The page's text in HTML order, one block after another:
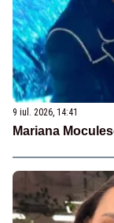
9 iul. 2026, 14:41
Mariana